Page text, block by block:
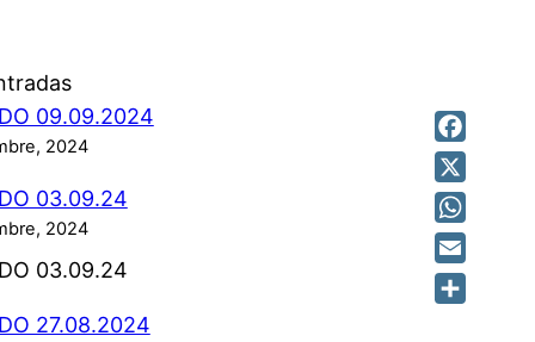
09.09.2024
2024
03.09.24
2024
03.09.24
27.08.2024
Facebook
X
Email